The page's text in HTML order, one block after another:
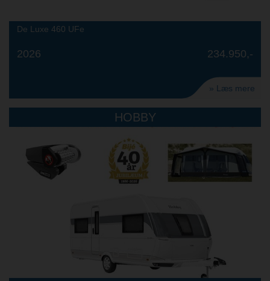
De Luxe 460 UFe
2026 234.950,-
» Læs mere
HOBBY